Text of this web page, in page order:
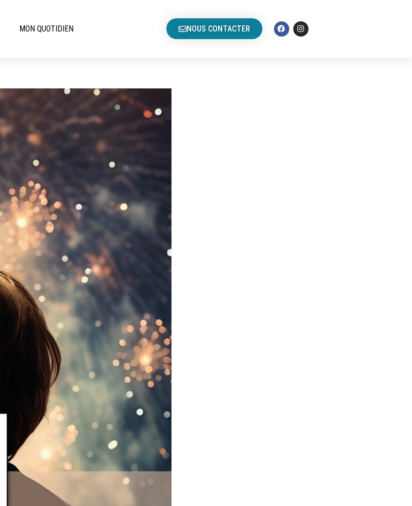
MON QUOTIDIEN NOUS CONTACTER